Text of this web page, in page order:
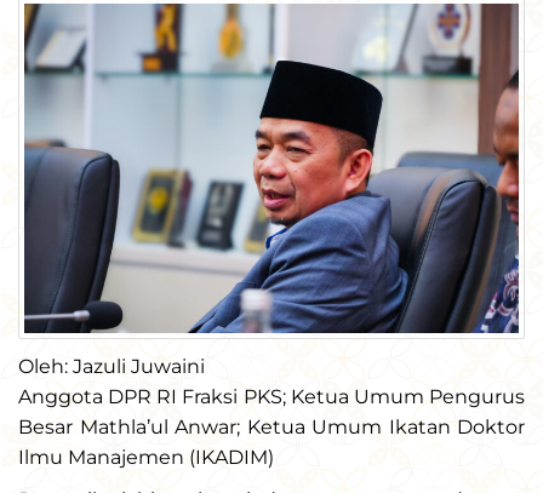
Oleh: Jazuli Juwaini
Anggota DPR RI Fraksi PKS; Ketua Umum Pengurus
Besar Mathla’ul Anwar; Ketua Umum Ikatan Doktor
Ilmu Manajemen (IKADIM)